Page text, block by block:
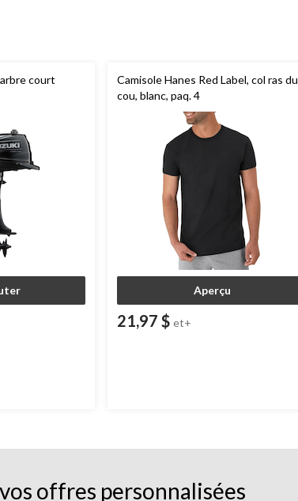
court
Camisole Hanes Red Label, col ras du
cou, blanc, paq. 4
Aperçu
21,97 $ et+
offres personnalisées